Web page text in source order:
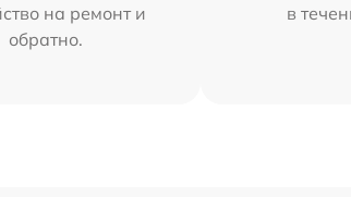
на ремонт и
обратно.
в